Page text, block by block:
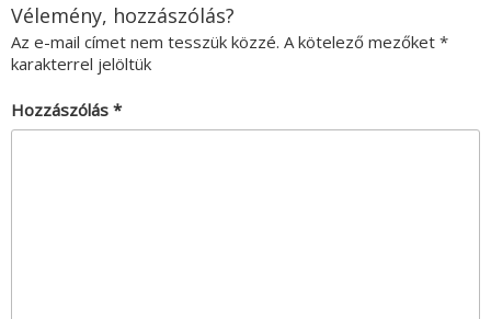
Vélemény, hozzászólás?
Az e-mail címet nem tesszük közzé. A kötelező mezőket *
karakterrel jelöltük
Hozzászólás *